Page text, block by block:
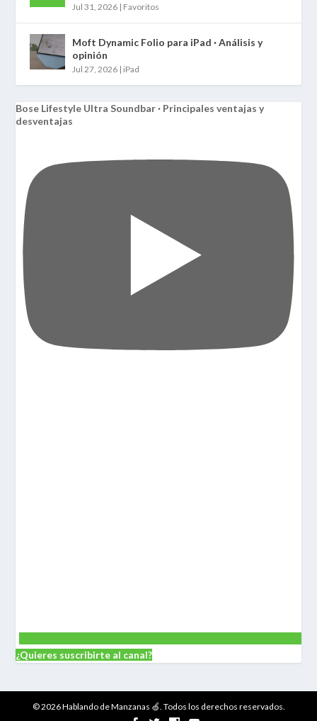
Jul 31, 2026 | Favoritos
Moft Dynamic Folio para iPad · Análisis y
opinión
Jul 27, 2026 | iPad
Bose Lifestyle Ultra Soundbar · Principales ventajas y
desventajas
¿Quieres suscribirte al canal?
© 2026 Hablando de Manzanas 🍏. Todos los derechos reservados.